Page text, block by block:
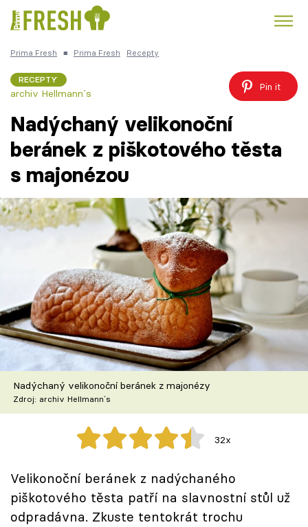
Česká kuchyně
Témata
Recepty
TV Program
Škola vaření
Recepty z TV
Speciál: Cuketa
Těhotnej kuchař
Přihlášení
Prima Fresh ■ Prima Fresh Recepty
RECEPTY
archiv Hellmann´s
Pin it
Nadýchaný velikonoční
beránek z piškotového těsta
s majonézou
Nadýchaný velikonoční beránek z majonézy
Zdroj: archiv Hellmann´s
32x
Velikonoční beránek z nadýchaného
piškotového těsta patří na slavnostní stůl už
odpradávna. Zkuste tentokrát trochu